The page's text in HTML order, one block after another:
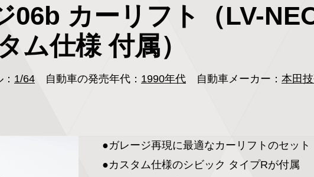
06b カーリフト（LV-
ム仕様 付属）
1/64 自動車の発売年代： 1990年代 自動車メーカー： 本田
●ガレージ再現に最適なカーリフトのセット
●カスタム仕様のシビック タイプRが付属